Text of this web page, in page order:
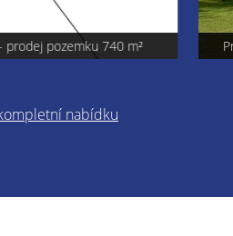
pozemku 740 m²
nabídku